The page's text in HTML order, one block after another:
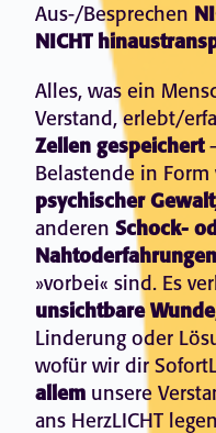
Aus-/Besprechen
NICHT
Alles, was ein
Verstand, erlebt/
Zellen gespeichert
Belastende in
psychischer
anderenSchock-
Nahtoderfahrungen
»vorbei« sind. Es
unsichtbare Wunde
Linderung oder
wofür wir dir
allem unsere
ans HerzLICHT